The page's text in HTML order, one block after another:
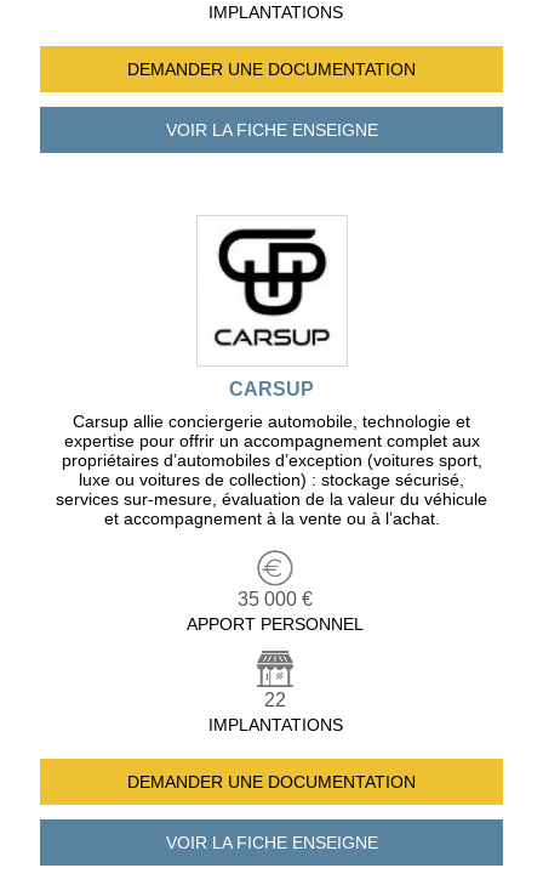
IMPLANTATIONS
DEMANDER UNE DOCUMENTATION
VOIR LA FICHEENSEIGNE
CARSUP
Carsup allie conciergerie automobile, technologie et
expertise pour offrir un accompagnement complet aux
propriétaires d’automobiles d’exception (voitures sport,
luxe ou voitures de collection) : stockage sécurisé,
services sur-mesure, évaluation de la valeur du véhicule
et accompagnement à la vente ou à l’achat.
35 000 €
APPORT PERSONNEL
22
IMPLANTATIONS
DEMANDER UNE DOCUMENTATION
VOIR LA FICHEENSEIGNE